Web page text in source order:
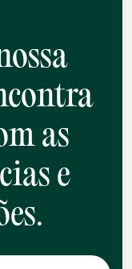
as
e